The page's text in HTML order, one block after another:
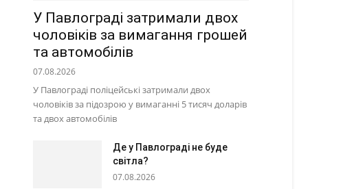
У Павлограді затримали двох
чоловіків за вимагання грошей
та автомобілів
07.08.2026
У Павлограді поліцейські затримали двох
чоловіків за підозрою у вимаганні 5 тисяч доларів
та двох автомобілів
Де у Павлограді не буде
світла?
07.08.2026